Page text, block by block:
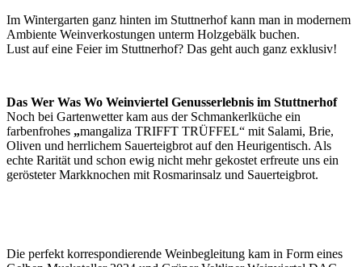
Im Wintergarten ganz hinten im Stuttnerhof kann man in modernem
Ambiente Weinverkostungen unterm Holzgebälk buchen.
Lust auf eine Feier im Stuttnerhof? Das geht auch ganz exklusiv!
Das Wer Was Wo Weinviertel Genusserlebnis im Stuttnerhof
Noch bei Gartenwetter kam aus der Schmankerlküche ein
farbenfrohes „mangaliza TRIFFT TRÜFFEL“ mit Salami, Brie,
Oliven und herrlichem Sauerteigbrot auf den Heurigentisch. Als
echte Rarität und schon ewig nicht mehr gekostet erfreute uns ein
gerösteter Markknochen mit Rosmarinsalz und Sauerteigbrot.
Die perfekt korrespondierende Weinbegleitung kam in Form eines